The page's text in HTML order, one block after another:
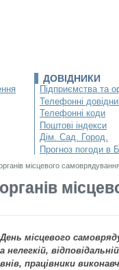
ДОВІДНИКИ
Підприємства та
Телефонні
Телефонні коди
Поштові індекси
Дім. Сад. Город.
Прогноз погоди в
місцевого
місцевого
працівники